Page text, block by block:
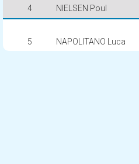
4 NIELSEN Poul
5 NAPOLITANO Luca